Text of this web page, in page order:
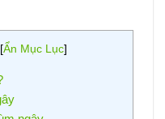
[Ẩn Mục Lục]